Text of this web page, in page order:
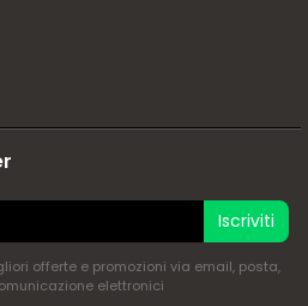
Iscriviti
offerte e promozioni via email, posta,
elettronici